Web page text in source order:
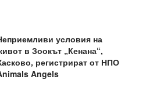
условия на
в Зоокът „Кенана“,
регистрират от НПО
Angels